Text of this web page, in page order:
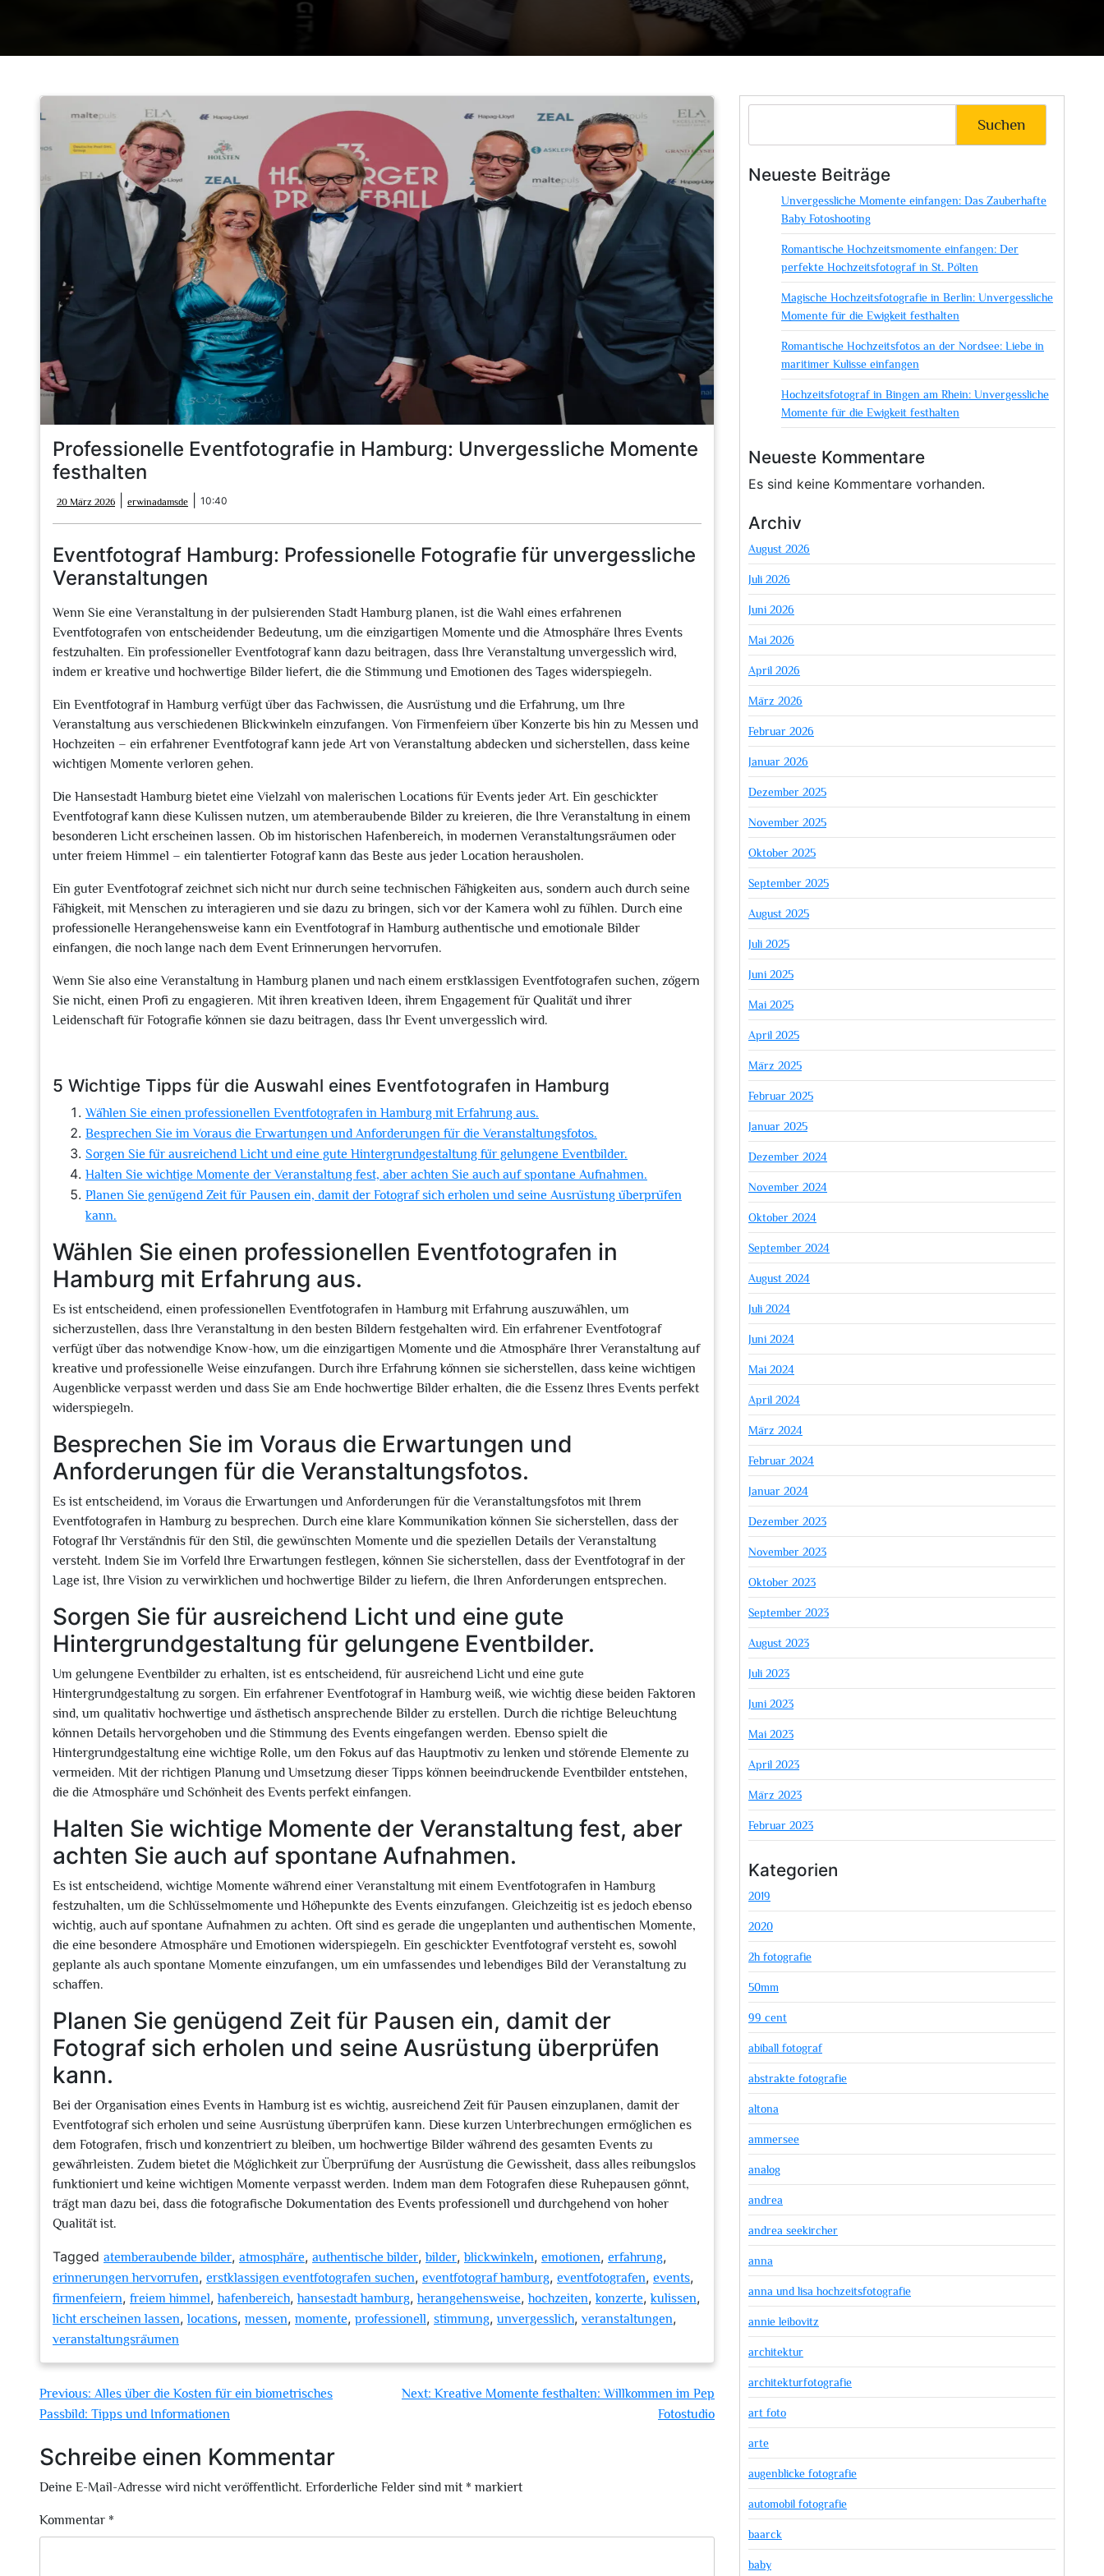
Professionelle Eventfotografie in Hamburg: Unvergessliche Momente
festhalten
20 März 2026
März
2026
erwinadamsde erwinadamsde
10:40
Eventfotograf Hamburg: Professionelle Fotografie für unvergessliche
Veranstaltungen
Wenn Sie eine Veranstaltung in der pulsierenden Stadt Hamburg planen, ist die Wahl eines erfahrenen
Eventfotografen von entscheidender Bedeutung, um die einzigartigen Momente und die Atmosphäre Ihres Events
festzuhalten. Ein professioneller Eventfotograf kann dazu beitragen, dass Ihre Veranstaltung unvergesslich wird,
indem er kreative und hochwertige Bilder liefert, die die Stimmung und Emotionen des Tages widerspiegeln.
Ein Eventfotograf in Hamburg verfügt über das Fachwissen, die Ausrüstung und die Erfahrung, um Ihre
Veranstaltung aus verschiedenen Blickwinkeln einzufangen. Von Firmenfeiern über Konzerte bis hin zu Messen und
Hochzeiten – ein erfahrener Eventfotograf kann jede Art von Veranstaltung abdecken und sicherstellen, dass keine
wichtigen Momente verloren gehen.
Die Hansestadt Hamburg bietet eine Vielzahl von malerischen Locations für Events jeder Art. Ein geschickter
Eventfotograf kann diese Kulissen nutzen, um atemberaubende Bilder zu kreieren, die Ihre Veranstaltung in einem
besonderen Licht erscheinen lassen. Ob im historischen Hafenbereich, in modernen Veranstaltungsräumen oder
unter freiem Himmel – ein talentierter Fotograf kann das Beste aus jeder Location herausholen.
Ein guter Eventfotograf zeichnet sich nicht nur durch seine technischen Fähigkeiten aus, sondern auch durch seine
Fähigkeit, mit Menschen zu interagieren und sie dazu zu bringen, sich vor der Kamera wohl zu fühlen. Durch eine
professionelle Herangehensweise kann ein Eventfotograf in Hamburg authentische und emotionale Bilder
einfangen, die noch lange nach dem Event Erinnerungen hervorrufen.
Wenn Sie also eine Veranstaltung in Hamburg planen und nach einem erstklassigen Eventfotografen suchen, zögern
Sie nicht, einen Profi zu engagieren. Mit ihren kreativen Ideen, ihrem Engagement für Qualität und ihrer
Leidenschaft für Fotografie können sie dazu beitragen, dass Ihr Event unvergesslich wird.
5 Wichtige Tipps für die Auswahl eines Eventfotografen in Hamburg
Wählen Sie einen professionellen Eventfotografen in Hamburg mit Erfahrung aus.
Besprechen Sie im Voraus die Erwartungen und Anforderungen für die Veranstaltungsfotos.
Sorgen Sie für ausreichend Licht und eine gute Hintergrundgestaltung für gelungene Eventbilder.
Halten Sie wichtige Momente der Veranstaltung fest, aber achten Sie auch auf spontane Aufnahmen.
Planen Sie genügend Zeit für Pausen ein, damit der Fotograf sich erholen und seine Ausrüstung überprüfen
kann.
Wählen Sie einen professionellen Eventfotografen in
Hamburg mit Erfahrung aus.
Es ist entscheidend, einen professionellen Eventfotografen in Hamburg mit Erfahrung auszuwählen, um
sicherzustellen, dass Ihre Veranstaltung in den besten Bildern festgehalten wird. Ein erfahrener Eventfotograf
verfügt über das notwendige Know-how, um die einzigartigen Momente und die Atmosphäre Ihrer Veranstaltung auf
kreative und professionelle Weise einzufangen. Durch ihre Erfahrung können sie sicherstellen, dass keine wichtigen
Augenblicke verpasst werden und dass Sie am Ende hochwertige Bilder erhalten, die die Essenz Ihres Events perfekt
widerspiegeln.
Besprechen Sie im Voraus die Erwartungen und
Anforderungen für die Veranstaltungsfotos.
Es ist entscheidend, im Voraus die Erwartungen und Anforderungen für die Veranstaltungsfotos mit Ihrem
Eventfotografen in Hamburg zu besprechen. Durch eine klare Kommunikation können Sie sicherstellen, dass der
Fotograf Ihr Verständnis für den Stil, die gewünschten Momente und die speziellen Details der Veranstaltung
versteht. Indem Sie im Vorfeld Ihre Erwartungen festlegen, können Sie sicherstellen, dass der Eventfotograf in der
Lage ist, Ihre Vision zu verwirklichen und hochwertige Bilder zu liefern, die Ihren Anforderungen entsprechen.
Sorgen Sie für ausreichend Licht und eine gute
Hintergrundgestaltung für gelungene Eventbilder.
Um gelungene Eventbilder zu erhalten, ist es entscheidend, für ausreichend Licht und eine gute
Hintergrundgestaltung zu sorgen. Ein erfahrener Eventfotograf in Hamburg weiß, wie wichtig diese beiden Faktoren
sind, um qualitativ hochwertige und ästhetisch ansprechende Bilder zu erstellen. Durch die richtige Beleuchtung
können Details hervorgehoben und die Stimmung des Events eingefangen werden. Ebenso spielt die
Hintergrundgestaltung eine wichtige Rolle, um den Fokus auf das Hauptmotiv zu lenken und störende Elemente zu
vermeiden. Mit der richtigen Planung und Umsetzung dieser Tipps können beeindruckende Eventbilder entstehen,
die die Atmosphäre und Schönheit des Events perfekt einfangen.
Halten Sie wichtige Momente der Veranstaltung fest, aber
achten Sie auch auf spontane Aufnahmen.
Es ist entscheidend, wichtige Momente während einer Veranstaltung mit einem Eventfotografen in Hamburg
festzuhalten, um die Schlüsselmomente und Höhepunkte des Events einzufangen. Gleichzeitig ist es jedoch ebenso
wichtig, auch auf spontane Aufnahmen zu achten. Oft sind es gerade die ungeplanten und authentischen Momente,
die eine besondere Atmosphäre und Emotionen widerspiegeln. Ein geschickter Eventfotograf versteht es, sowohl
geplante als auch spontane Momente einzufangen, um ein umfassendes und lebendiges Bild der Veranstaltung zu
schaffen.
Planen Sie genügend Zeit für Pausen ein, damit der
Fotograf sich erholen und seine Ausrüstung überprüfen
kann.
Bei der Organisation eines Events in Hamburg ist es wichtig, ausreichend Zeit für Pausen einzuplanen, damit der
Eventfotograf sich erholen und seine Ausrüstung überprüfen kann. Diese kurzen Unterbrechungen ermöglichen es
dem Fotografen, frisch und konzentriert zu bleiben, um hochwertige Bilder während des gesamten Events zu
gewährleisten. Zudem bietet die Möglichkeit zur Überprüfung der Ausrüstung die Gewissheit, dass alles reibungslos
funktioniert und keine wichtigen Momente verpasst werden. Indem man dem Fotografen diese Ruhepausen gönnt,
trägt man dazu bei, dass die fotografische Dokumentation des Events professionell und durchgehend von hoher
Qualität ist.
Tagged atemberaubende bilder, atmosphäre, authentische bilder,bilder,blickwinkeln, emotionen, erfahrung,
erinnerungen hervorrufen, erstklassigen eventfotografen suchen, eventfotograf hamburg, eventfotografen, events,
firmenfeiern, freiem himmel,hafenbereich,hansestadt hamburg,herangehensweise,hochzeiten,konzerte,kulissen,
licht erscheinen lassen,locations, messen, momente, professionell, stimmung, unvergesslich, veranstaltungen,
veranstaltungsräumen
Beitragsnavigation
Previous: Alles über die Kosten für ein biometrisches
Passbild: Tipps und Informationen
Next: Kreative Momente festhalten: Willkommen im Pep
Fotostudio
Schreibe einen Kommentar
Deine E-Mail-Adresse wird nicht veröffentlicht. Erforderliche Felder sind mit * markiert
Kommentar *
Suchen
Neueste Beiträge
Unvergessliche Momente einfangen: Das Zauberhafte
Baby Fotoshooting
Romantische Hochzeitsmomente einfangen: Der
perfekte Hochzeitsfotograf in St. Pölten
Magische Hochzeitsfotografie in Berlin: Unvergessliche
Momente für die Ewigkeit festhalten
Romantische Hochzeitsfotos an der Nordsee: Liebe in
maritimer Kulisse einfangen
Hochzeitsfotograf in Bingen am Rhein: Unvergessliche
Momente für die Ewigkeit festhalten
Neueste Kommentare
Es sind keine Kommentare vorhanden.
Archiv
August 2026
Juli 2026
Juni 2026
Mai 2026
April 2026
März 2026
Februar 2026
Januar 2026
Dezember 2025
November 2025
Oktober 2025
September 2025
August 2025
Juli 2025
Juni 2025
Mai 2025
April 2025
März 2025
Februar 2025
Januar 2025
Dezember 2024
November 2024
Oktober 2024
September 2024
August 2024
Juli 2024
Juni 2024
Mai 2024
April 2024
März 2024
Februar 2024
Januar 2024
Dezember 2023
November 2023
Oktober 2023
September 2023
August 2023
Juli 2023
Juni 2023
Mai 2023
April 2023
März 2023
Februar 2023
Kategorien
2019
2020
2h fotografie
50mm
99 cent
abiball fotograf
abstrakte fotografie
altona
ammersee
analog
andrea
andrea seekircher
anna
anna und lisa hochzeitsfotografie
annie leibovitz
architektur
architekturfotografie
art foto
arte
augenblicke fotografie
automobil fotografie
baarck
baby